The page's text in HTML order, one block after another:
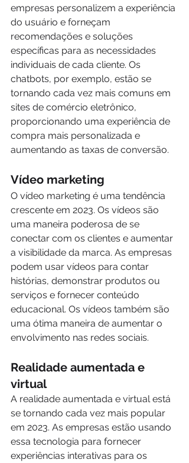
empresas personalizem a experiência
do usuário e forneçam
recomendações e soluções
específicas para as necessidades
individuais de cada cliente. Os
chatbots, por exemplo, estão se
tornando cada vez mais comuns em
sites de comércio eletrônico,
proporcionando uma experiência de
compra mais personalizada e
aumentando as taxas de conversão.
Vídeo marketing
O vídeo marketing é uma tendência
crescente em 2023. Os vídeos são
uma maneira poderosa de se
conectar com os clientes e aumentar
a visibilidade da marca. As empresas
podem usar vídeos para contar
histórias, demonstrar produtos ou
serviços e fornecer conteúdo
educacional. Os vídeos também são
uma ótima maneira de aumentar o
envolvimento nas redes sociais.
Realidade aumentada e
virtual
A realidade aumentada e virtual está
se tornando cada vez mais popular
em 2023. As empresas estão usando
essa tecnologia para fornecer
experiências interativas para os